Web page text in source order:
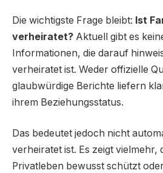
Die wichtigste Frage bleibt: Ist
verheiratet? Aktuell gibt es
Informationen, die darauf
verheiratet ist. Weder offizielle
glaubwürdige Berichte liefern
ihrem Beziehungsstatus.
Das bedeutet jedoch nicht
verheiratet ist. Es zeigt vielmehr,
Privatleben bewusst schützt